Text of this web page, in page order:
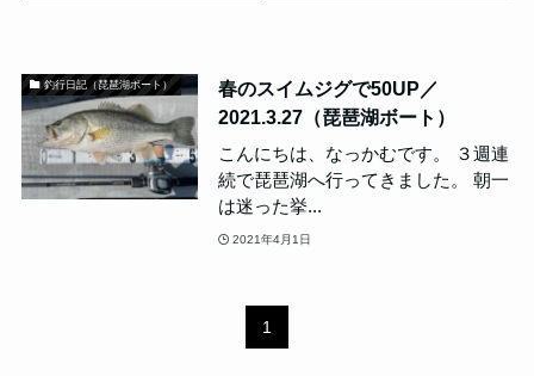
釣行日記（琵琶湖ボート）
春のスイムジグで50UP／
2021.3.27（琵琶湖ボート）
こんにちは、なっかむです。 ３週連
続で琵琶湖へ行ってきました。 朝一
は迷った挙...
2021年4月1日
1